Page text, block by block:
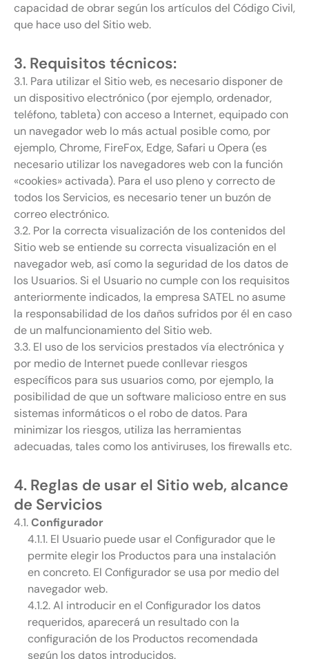
capacidad de obrar según los artículos del Código Civil,
que hace uso del Sitio web.
3. Requisitos técnicos:
3.1. Para utilizar el Sitio web, es necesario disponer de
un dispositivo electrónico (por ejemplo, ordenador,
teléfono, tableta) con acceso a Internet, equipado con
un navegador web lo más actual posible como, por
ejemplo, Chrome, FireFox, Edge, Safari u Opera (es
necesario utilizar los navegadores web con la función
«cookies» activada). Para el uso pleno y correcto de
todos los Servicios, es necesario tener un buzón de
correo electrónico.
3.2. Por la correcta visualización de los contenidos del
Sitio web se entiende su correcta visualización en el
navegador web, así como la seguridad de los datos de
los Usuarios. Si el Usuario no cumple con los requisitos
anteriormente indicados, la empresa SATEL no asume
la responsabilidad de los daños sufridos por él en caso
de un malfuncionamiento del Sitio web.
3.3. El uso de los servicios prestados vía electrónica y
por medio de Internet puede conllevar riesgos
específicos para sus usuarios como, por ejemplo, la
posibilidad de que un software malicioso entre en sus
sistemas informáticos o el robo de datos. Para
minimizar los riesgos, utiliza las herramientas
adecuadas, tales como los antiviruses, los firewalls etc.
4. Reglas de usar el Sitio web, alcance
de Servicios
4.1.Configurador
4.1.1. El Usuario puede usar el Configurador que le
permite elegir los Productos para una instalación
en concreto. El Configurador se usa por medio del
navegador web.
4.1.2. Al introducir en el Configurador los datos
requeridos, aparecerá un resultado con la
configuración de los Productos recomendada
según los datos introducidos.